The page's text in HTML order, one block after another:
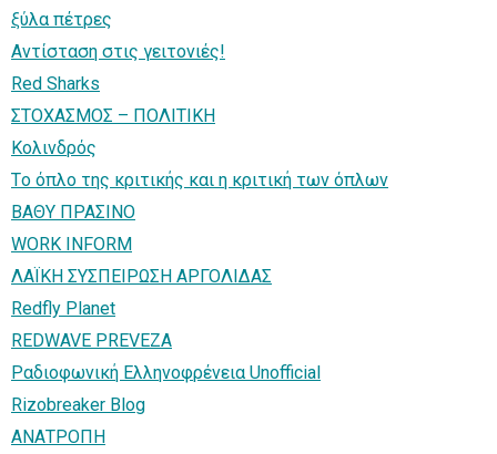
ξύλα πέτρες
Αντίσταση στις γειτονιές!
Red Sharks
ΣΤΟΧΑΣΜΟΣ – ΠΟΛΙΤΙΚΗ
Κολινδρός
Τo όπλο της κριτικής και η κριτική των όπλων
ΒΑΘΥ ΠΡΑΣΙΝΟ
WORK INFORM
ΛΑΪΚΗ ΣΥΣΠΕΙΡΩΣΗ ΑΡΓΟΛΙΔΑΣ
Redfly Planet
REDWAVE PREVEZA
Ραδιοφωνική Ελληνοφρένεια Unofficial
Rizobreaker Blog
ΑΝΑΤΡΟΠΗ